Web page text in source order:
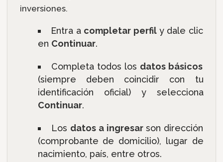
inversiones.
Entra a completar perfil y dale clic
en Continuar.
Completa todos los datos básicos
(siempre deben coincidir con tu
identificación oficial) y selecciona
Continuar.
Los datos a ingresar son dirección
(comprobante de domicilio), lugar de
nacimiento, país, entre otros.